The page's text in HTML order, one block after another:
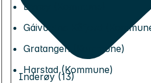
Dyrøy (Kommune)
Gáivuotna Kåfjord
Gratangen (Kommune)
Harstad (Kommune)
Inderøy (13)